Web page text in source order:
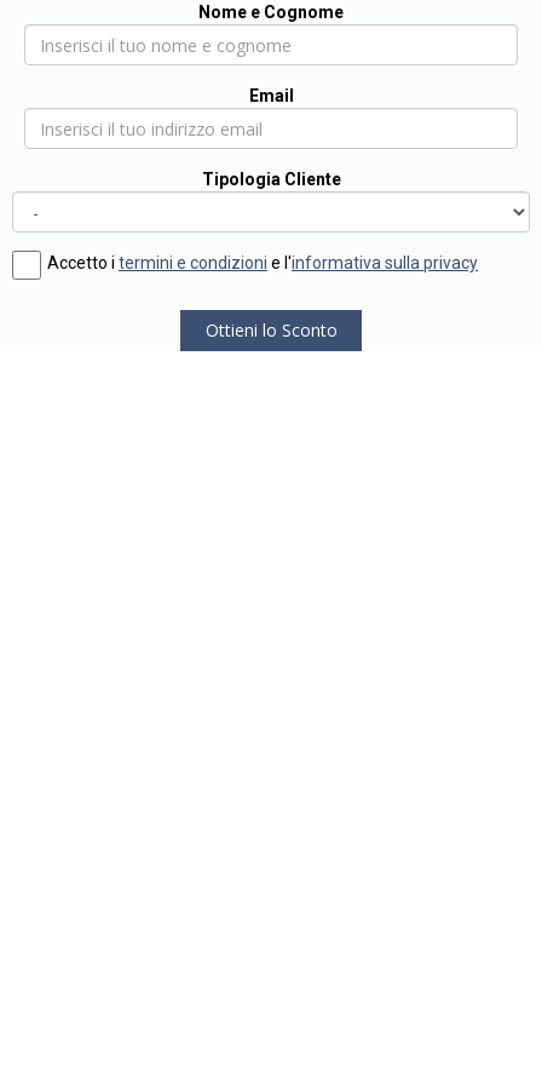
Nome e Cognome
Email
Tipologia Cliente
Accetto i termini e condizioni e l'informativa sulla privacy
Ottieni lo Sconto